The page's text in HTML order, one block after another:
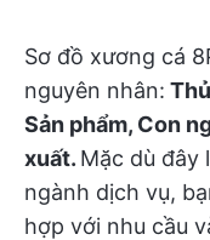
Sơ đồ xương cá
nguyên nhân:
Sản phẩm, Con
xuất. Mặc dù đây
ngành dịch vụ,
hợp với nhu cầu